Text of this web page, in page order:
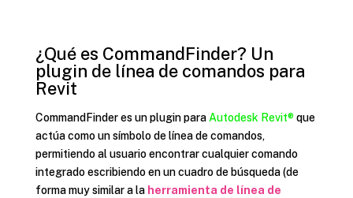
¿Qué es CommandFinder? Un
plugin de línea de comandos para
Revit
CommandFinder es un plugin paraAutodesk Revit®que
actúa como un símbolo de línea de comandos,
permitiendo al usuario encontrar cualquier comando
integrado escribiendo en un cuadro de búsqueda (de
forma muy similar a la herramienta de línea de